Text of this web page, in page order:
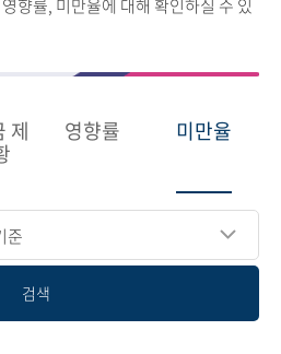
향률, 미만율에 대해 확인하실 수 있
제 영향률 미만율
준
검색